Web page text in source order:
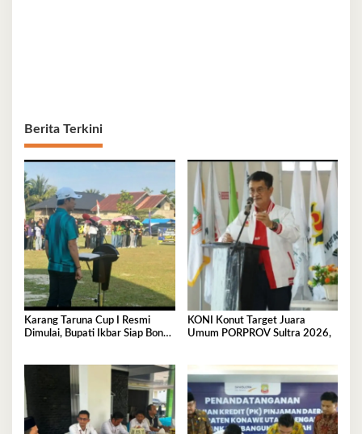
Berita Terkini
Karang Taruna Cup I Resmi
Dimulai, Bupati Ikbar Siap Bonus
KONI Konut Target Juara
Umum PORPROV Sultra 2026,